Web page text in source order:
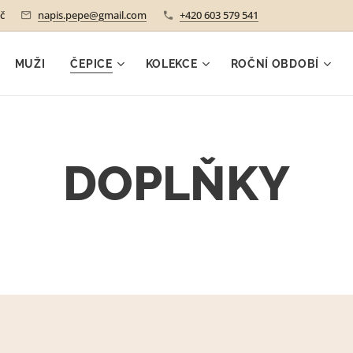
napis.pepe@gmail.com +420 603 579 541
MUŽI ČEPICE KOLEKCE ROČNÍ OBDOBÍ
DOPLŇKY